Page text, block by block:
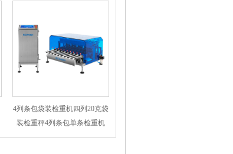
4列条包袋装检重机四列20克袋
装检重秤4列条包单条检重机